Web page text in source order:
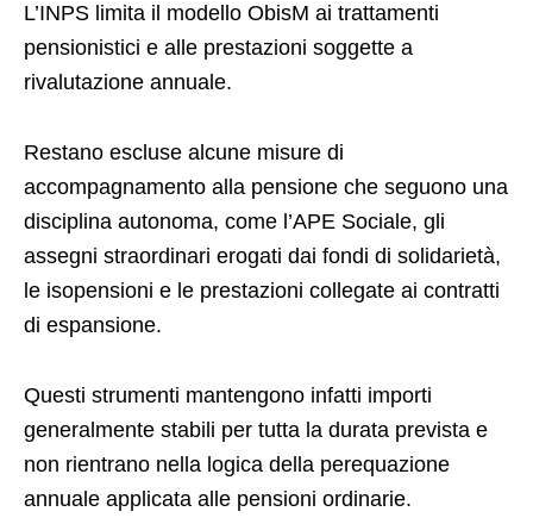
L’INPS limita il modello ObisM ai trattamenti
pensionistici e alle prestazioni soggette a
rivalutazione annuale.
Restano escluse alcune misure di
accompagnamento alla pensione che seguono una
disciplina autonoma, come l’APE Sociale, gli
assegni straordinari erogati dai fondi di solidarietà,
le isopensioni e le prestazioni collegate ai contratti
di espansione.
Questi strumenti mantengono infatti importi
generalmente stabili per tutta la durata prevista e
non rientrano nella logica della perequazione
annuale applicata alle pensioni ordinarie.